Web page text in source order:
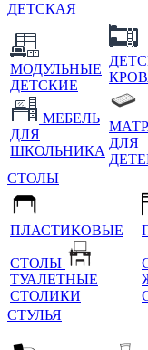
ДЕТСКАЯ
МОДУЛЬНЫЕ
ДЕТСКИЕ
МЕБЕЛЬ
ДЛЯ
ШКОЛЬНИКА
ДЛЯ
СТОЛЫ
ПЛАСТИКОВЫЕ
СТОЛЫ
ТУАЛЕТНЫЕ
СТОЛИКИ
СТУЛЬЯ